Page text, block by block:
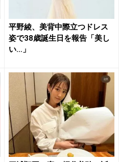
平野綾、美背中際立つドレス
姿で38歳誕生日を報告「美し
い…」